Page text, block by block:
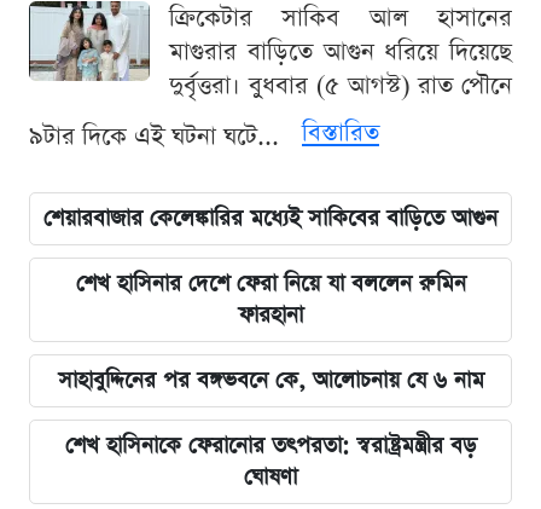
ক্রিকেটার সাকিব আল হাসানের
মাগুরার বাড়িতে আগুন ধরিয়ে দিয়েছে
দুর্বৃত্তরা। বুধবার (৫ আগস্ট) রাত পৌনে
৯টার দিকে এই ঘটনা ঘটে...
বিস্তারিত
শেয়ারবাজার কেলেঙ্কারির মধ্যেই সাকিবের বাড়িতে আগুন
শেখ হাসিনার দেশে ফেরা নিয়ে যা বললেন রুমিন
ফারহানা
সাহাবুদ্দিনের পর বঙ্গভবনে কে, আলোচনায় যে ৬ নাম
শেখ হাসিনাকে ফেরানোর তৎপরতা: স্বরাষ্ট্রমন্ত্রীর বড়
ঘোষণা